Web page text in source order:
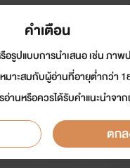
อีบุ๊ก การ์ตูน ดรีม
าท
คำเตือน
อรูปแบบการนำเสนอ เช่น ภาพ
มาะสมกับผู้อ่านที่อายุต่ำกว่า
านหรือควรได้รับคำแนะนำจา
ตก